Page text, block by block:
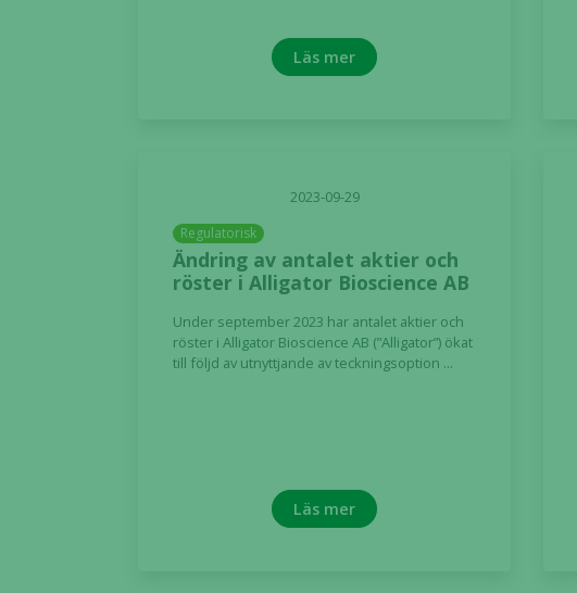
Läs mer
2023-09-29
Regulatorisk
Ändring av antalet aktier och
röster i Alligator Bioscience AB
Under september 2023 har antalet aktier och
röster i Alligator Bioscience AB (”Alligator”) ökat
till följd av utnyttjande av teckningsoption ...
Läs mer